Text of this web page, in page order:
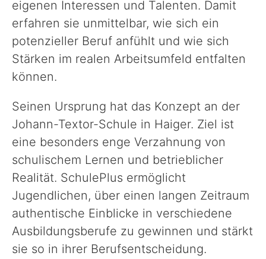
eigenen Interessen und Talenten. Damit
erfahren sie unmittelbar, wie sich ein
potenzieller Beruf anfühlt und wie sich
Stärken im realen Arbeitsumfeld entfalten
können.
Seinen Ursprung hat das Konzept an der
Johann-Textor-Schule in Haiger. Ziel ist
eine besonders enge Verzahnung von
schulischem Lernen und betrieblicher
Realität. SchulePlus ermöglicht
Jugendlichen, über einen langen Zeitraum
authentische Einblicke in verschiedene
Ausbildungsberufe zu gewinnen und stärkt
sie so in ihrer Berufsentscheidung.